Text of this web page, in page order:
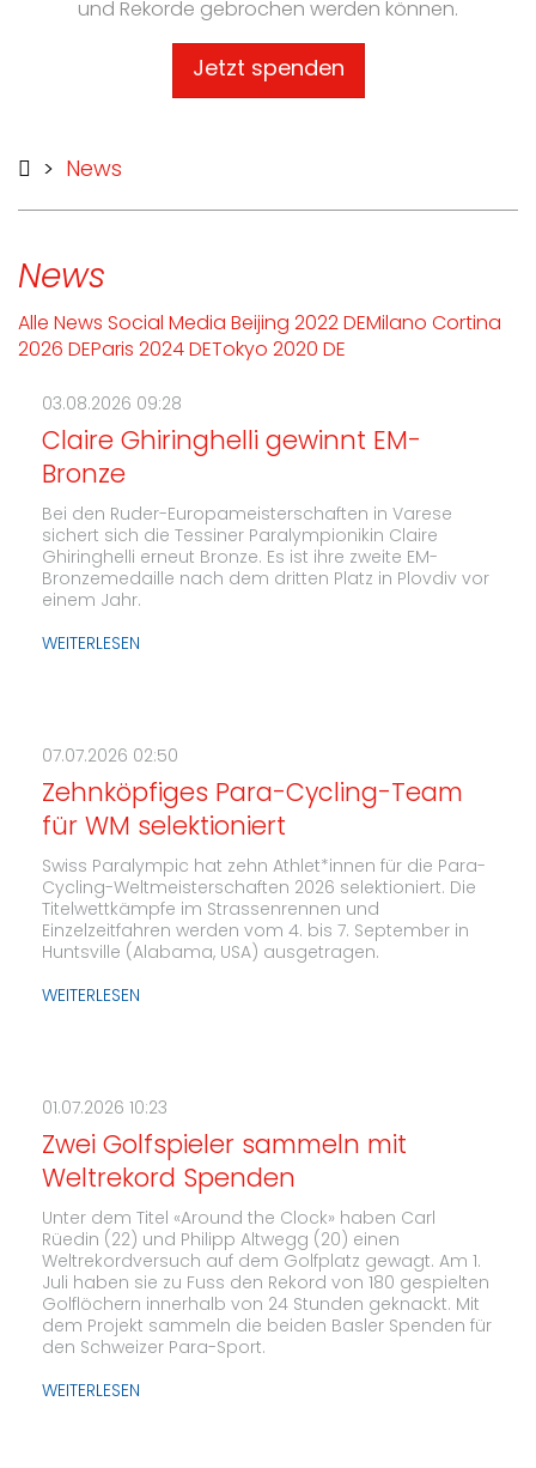
und Rekorde gebrochen werden können.
Jetzt spenden
> News
News
Alle News Social Media Beijing 2022 DEMilano Cortina
2026 DEParis 2024 DE Tokyo 2020 DE
03.08.2026 09:28
Claire Ghiringhelli gewinnt EM-
Bronze
Bei den Ruder-Europameisterschaften in Varese
sichert sich die Tessiner Paralympionikin Claire
Ghiringhelli erneut Bronze. Es ist ihre zweite EM-
Bronzemedaille nach dem dritten Platz in Plovdiv vor
einem Jahr.
WEITERLESEN
07.07.2026 02:50
Zehnköpfiges Para-Cycling-Team
für WM selektioniert
Swiss Paralympic hat zehn Athlet*innen für die Para-
Cycling-Weltmeisterschaften 2026 selektioniert. Die
Titelwettkämpfe im Strassenrennen und
Einzelzeitfahren werden vom 4. bis 7. September in
Huntsville (Alabama, USA) ausgetragen.
WEITERLESEN
01.07.2026 10:23
Zwei Golfspieler sammeln mit
Weltrekord Spenden
Unter dem Titel «Around the Clock» haben Carl
Rüedin (22) und Philipp Altwegg (20) einen
Weltrekordversuch auf dem Golfplatz gewagt. Am 1.
Juli haben sie zu Fuss den Rekord von 180 gespielten
Golflöchern innerhalb von 24 Stunden geknackt. Mit
dem Projekt sammeln die beiden Basler Spenden für
den Schweizer Para-Sport.
WEITERLESEN